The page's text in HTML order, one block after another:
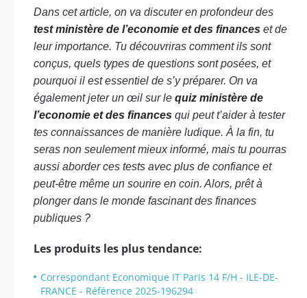
Dans cet article, on va discuter en profondeur des
test ministère de l’economie et des finances et de
leur importance. Tu découvriras comment ils sont
conçus, quels types de questions sont posées, et
pourquoi il est essentiel de s’y préparer. On va
également jeter un œil sur le quiz ministère de
l’economie et des finances qui peut t’aider à tester
tes connaissances de manière ludique. À la fin, tu
seras non seulement mieux informé, mais tu pourras
aussi aborder ces tests avec plus de confiance et
peut-être même un sourire en coin. Alors, prêt à
plonger dans le monde fascinant des finances
publiques ?
Les produits les plus tendance:
Correspondant Economique IT Paris 14 F/H - ILE-DE-
FRANCE - Référence 2025-196294